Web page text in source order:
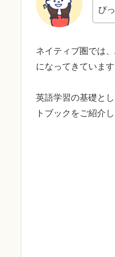
ぴ
ネイティブ圏では
になってきています
英語学習の基礎と
トブックをご紹介し